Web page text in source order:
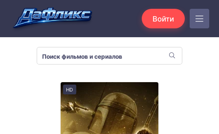
Войти
HD